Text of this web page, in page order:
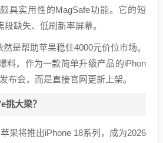
具实用性的MagSafe功能。它的短
缺失、低刷新率屏幕。
是帮助苹果稳住4000元价位市场。
料，作为一款简单升级产品的iPhon
布会，而是直接官网更新上架。
挑大梁？
果将推出iPhone 18系列，成为2026